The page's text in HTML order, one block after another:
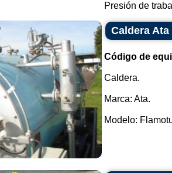
Presión de
Caldera Ata
Código de
Caldera.
Marca: Ata.
Modelo: